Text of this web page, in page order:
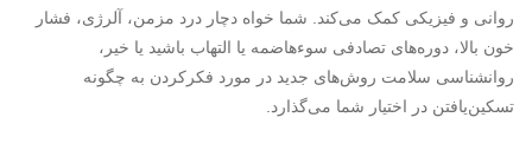
روانی و فیزیکی کمک می‌کند. شما خواه دچار درد مزمن، آلرژی، فشار
خون بالا، دوره‌های تصادفی سوءهاضمه یا التهاب باشید یا خیر،
روانشناسی سلامت روش‌های جدید در مورد فکرکردن به چگونه
تسکین‌یافتن در اختیار شما می‌گذارد.